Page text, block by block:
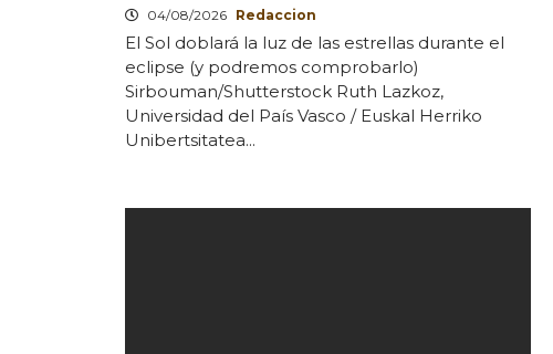
04/08/2026 Redaccion
El Sol doblará la luz de las estrellas durante el
eclipse (y podremos comprobarlo)
Sirbouman/Shutterstock Ruth Lazkoz,
Universidad del País Vasco / Euskal Herriko
Unibertsitatea...